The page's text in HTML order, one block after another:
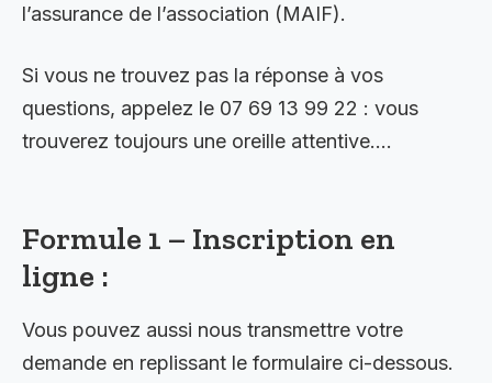
l’assurance de l’association (MAIF).
Si vous ne trouvez pas la réponse à vos
questions, appelez le 07 69 13 99 22 : vous
trouverez toujours une oreille attentive….
Formule 1 – Inscription en
ligne :
Vous pouvez aussi nous transmettre votre
demande en replissant le formulaire ci-dessous.